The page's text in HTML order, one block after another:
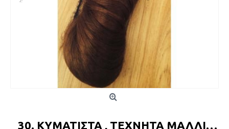
30. ΚΥΜΑΤΙΣΤΆ , ΤΕΧΝΗΤΆ ΜΑΛΛΙΆ ΕΠΕΚΤΆΣΕΙΣ